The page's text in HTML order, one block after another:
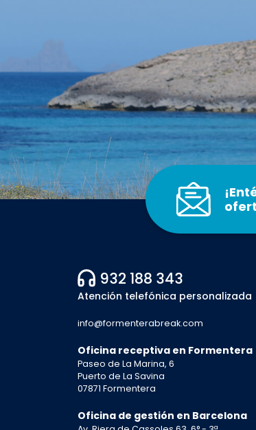
932 188 343
Atención telefónica personalizada
info@formenterabreak.com
Oficina receptiva en Formentera
Paseo de La Marina, 6
Puerto de La Savina
07871 Formentera
Oficina de gestión en Barcelona